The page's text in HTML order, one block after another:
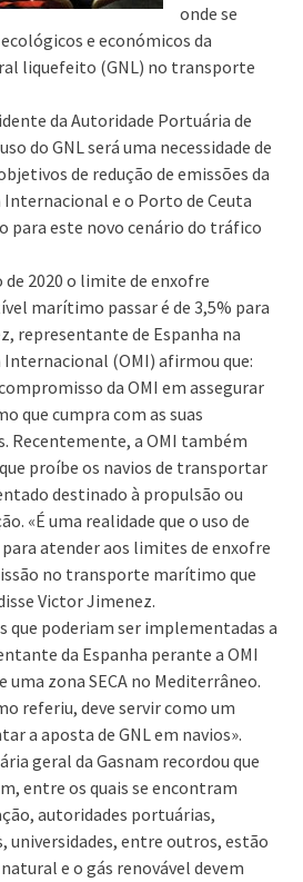
onde se
e económicos da
liquefeito (GNL) no transporte
da Autoridade Portuária de
do GNL será uma necessidade de
de redução de emissões da
e o Porto de Ceuta
para este novo cenário do tráfico
de 2020 o limite de enxofre
marítimo passar é de 3,5% para
representante de Espanha na
(OMI) afirmou que:
da OMI em assegurar
que cumpra com as suas
Recentemente, a OMI também
proíbe os navios de transportar
destinado à propulsão ou
«É uma realidade que o uso de
para atender aos limites de enxofre
no transporte marítimo que
Victor Jimenez.
que poderiam ser implementadas a
da Espanha perante a OMI
uma zona SECA no Mediterrâneo.
referiu, deve servir como um
a aposta de GNL em navios».
geral da Gasnam recordou que
entre os quais se encontram
autoridades portuárias,
universidades, entre outros, estão
e o gás renovável devem